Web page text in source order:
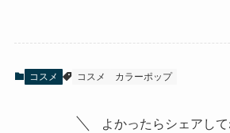
コスメ コスメ カラーポップ
よかったらシェアして